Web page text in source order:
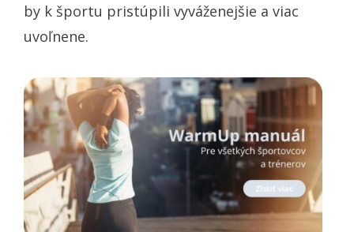
by k športu pristúpili vyváženejšie a viac
uvoľnene.